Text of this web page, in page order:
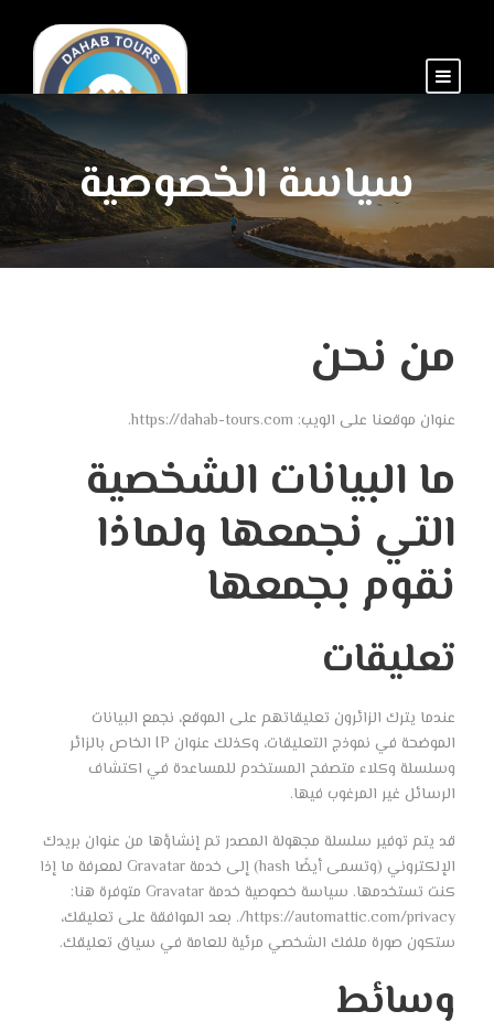
سياسة الخصوصية
من نحن
عنوان موقعنا على الويب: https://dahab-tours.com.
ما البيانات الشخصية
التي نجمعها ولماذا
نقوم بجمعها
تعليقات
عندما يترك الزائرون تعليقاتهم على الموقع، نجمع البيانات
الموضحة في نموذج التعليقات، وكذلك عنوان IP الخاص بالزائر
وسلسلة وكلاء متصفح المستخدم للمساعدة في اكتشاف
الرسائل غير المرغوب فيها.
قد يتم توفير سلسلة مجهولة المصدر تم إنشاؤها من عنوان بريدك
الإلكتروني (وتسمى أيضًا hash) إلى خدمة Gravatar لمعرفة ما إذا
كنت تستخدمها. سياسة خصوصية خدمة Gravatar متوفرة هنا:
https://automattic.com/privacy/. بعد الموافقة على تعليقك،
ستكون صورة ملفك الشخصي مرئية للعامة في سياق تعليقك.
وسائط